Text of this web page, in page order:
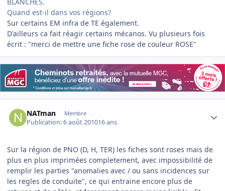
Quand est-il dans vos régions?
Sur certains EM infra de TE également.
D'ailleurs ca fait réagir certains mécanos. Vu plusieurs fois
écrit : "merci de mettre une fiche rose de couleur ROSE"
NATman Membre
Publication:6 août 201016 ans
Sur la région de PNO (D, H, TER) les fiches sont roses mais de
plus en plus imprimées completement, avec impossibilité de
remplir les parties "anomalies avec / ou sans incidences sur
les regles de conduite", ce qui entraine encore plus de